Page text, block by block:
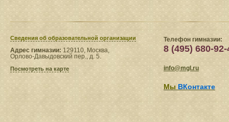
Сведения​ об образовательной организации
Адрес гимназии: 129110, Москва,
Орлово-Давыдовский пер., д. 5.
Посмотреть на карте
Телефон гимназии:
8 (495) 680-92-
info@mgl.ru
Мы ВКонтакте